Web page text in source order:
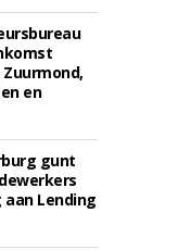
en
gunt
Lending